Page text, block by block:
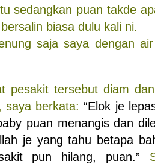
sedangkan puan takde
biasa dulu kali ni.
saja saya dengan
pesakit tersebut diam
saya berkata:“Elok je
puan menangis dan
je yang tahu betapa
pun hilang, puan.”